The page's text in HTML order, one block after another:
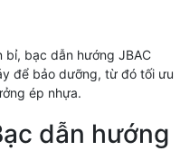
bạc dẫn hướng JBAC
để bảo dưỡng, từ đó tối ưu
ép nhựa.
dẫn hướng